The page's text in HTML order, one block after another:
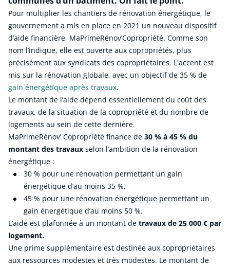
Pour multiplier les chantiers de rénovation énergétique, le
gouvernement a mis en place en 2021 un nouveau dispositif
d’aide financière, MaPrimeRénov’Copropriété. Comme son
nom l’indique, elle est ouverte aux copropriétés, plus
précisément aux syndicats des copropriétaires. L'accent est
mis sur la rénovation globale, avec un objectif de 35 % de
gain énergétique après travaux.
Le montant de l’aide dépend essentiellement du coût des
travaux, de la situation de la copropriété et du nombre de
logements au sein de cette dernière.
MaPrimeRénov’ Copropriété finance de 30 % à 45 % du
montant des travaux selon l’ambition de la rénovation
énergétique :
30 % pour une rénovation permettant un gain
énergétique d’au moins 35 %,
45 % pour une rénovation énergétique permettant un
gain énergétique d’au moins 50 %.
L’aide est plafonnée à un montant de travaux de 25 000 € par
logement.
Une prime supplémentaire est destinée aux copropriétaires
aux ressources modestes et très modestes. Le montant de